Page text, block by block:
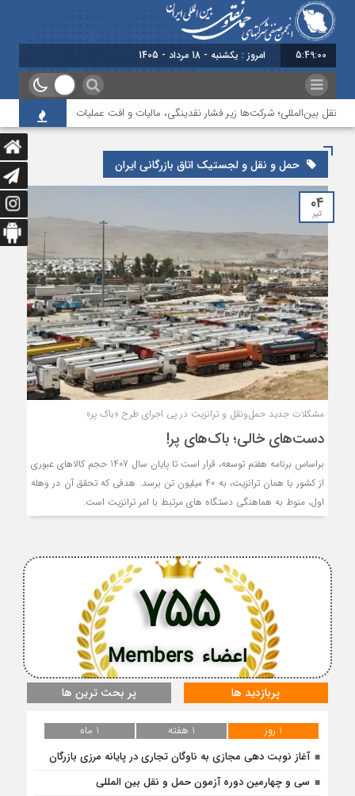
5:49:00 امروز : یکشنبه - 18 مرداد - 1405
بین‌المللی؛ شرکت‌ها زیر فشار نقدینگی، مالیات و افت عملیات بررسی
حمل و نقل و لجستیک اتاق بازرگانی ایران
۰۴
تیر
مشکلات جدید حمل‌ونقل و ترانزیت در پی اجرای طرح «باک پر»
دست‌های خالی؛ باک‌های پر!
براساس برنامه هفتم توسعه، قرار است تا پایان سال 1407 حجم کالاهای عبوری
از کشور یا همان ترانزیت، به 40 میلیون تن برسد. هدفی که تحقق آن در وهله
اول، منوط به هماهنگی دستگاه های مرتبط با امر ترانزیت است.
اعضاء Members
755
پربازدید ها پر بحث ترین ها
1 روز 1 هفته
1 ماه
آغاز نوبت دهی مجازی به ناوگان تجاری در پایانه مرزی بازرگان
سی و چهارمین دوره آزمون حمل و نقل بین المللی